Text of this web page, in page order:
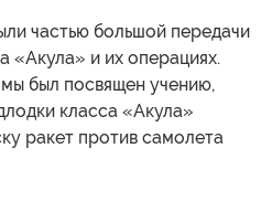
частью большой передачи
«Акула» и их операциях.
был посвящен учению,
класса «Акула»
ракет против самолета